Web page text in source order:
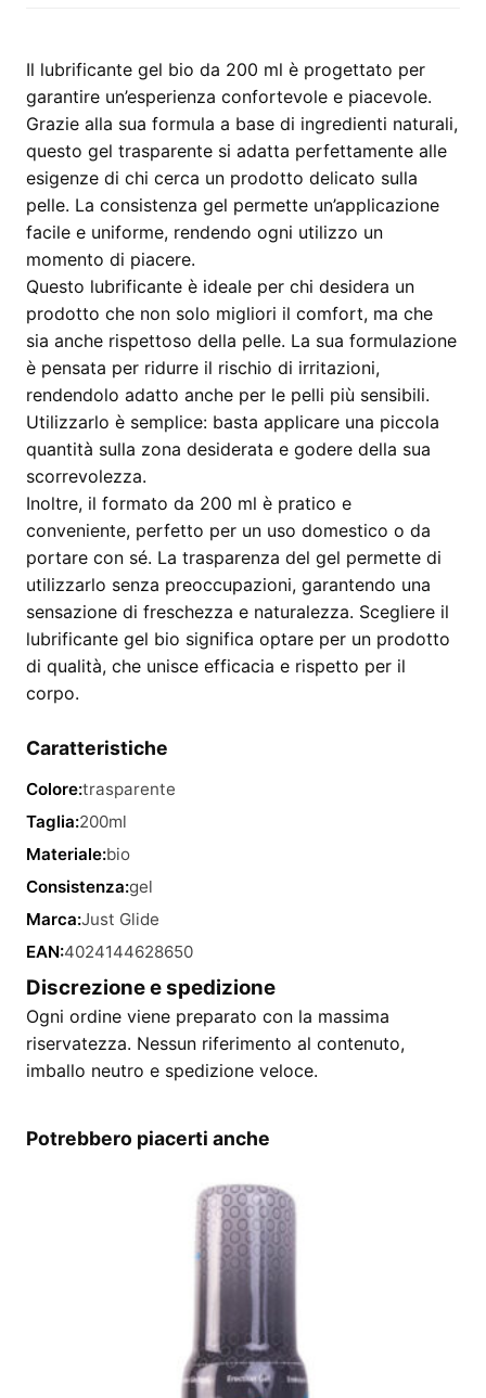
Il lubrificante gel bio da 200 ml è progettato per
garantire un’esperienza confortevole e piacevole.
Grazie alla sua formula a base di ingredienti naturali,
questo gel trasparente si adatta perfettamente alle
esigenze di chi cerca un prodotto delicato sulla
pelle. La consistenza gel permette un’applicazione
facile e uniforme, rendendo ogni utilizzo un
momento di piacere.
Questo lubrificante è ideale per chi desidera un
prodotto che non solo migliori il comfort, ma che
sia anche rispettoso della pelle. La sua formulazione
è pensata per ridurre il rischio di irritazioni,
rendendolo adatto anche per le pelli più sensibili.
Utilizzarlo è semplice: basta applicare una piccola
quantità sulla zona desiderata e godere della sua
scorrevolezza.
Inoltre, il formato da 200 ml è pratico e
conveniente, perfetto per un uso domestico o da
portare con sé. La trasparenza del gel permette di
utilizzarlo senza preoccupazioni, garantendo una
sensazione di freschezza e naturalezza. Scegliere il
lubrificante gel bio significa optare per un prodotto
di qualità, che unisce efficacia e rispetto per il
corpo.
Caratteristiche
Colore:trasparente
Taglia:200ml
Materiale:bio
Consistenza:gel
Marca:Just Glide
EAN:4024144628650
Discrezione e spedizione
Ogni ordine viene preparato con la massima
riservatezza. Nessun riferimento al contenuto,
imballo neutro e spedizione veloce.
Potrebbero piacerti anche